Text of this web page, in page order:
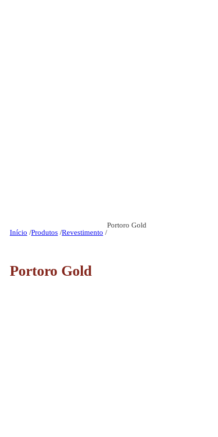
Início /Produtos /Revestimento /
Portoro Gold
Portoro Gold